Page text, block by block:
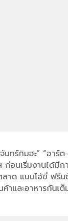
จันทร์กิมฮะ” “
นเริ่มงานได้มี
ด แบบโอ้ขี่ ฟรีน
าและอาหารกัน